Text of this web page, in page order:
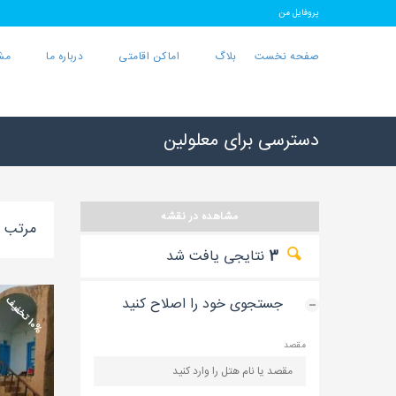
پروفایل من
صفحه نخست بلاگ اماکن اقامتی درباره ما
دسترسی برای معلولین
مشاهده در نقشه
3 نتایجی یافت شد
جستجوی خود را اصلاح کنید
مقصد
مرتب
1
0
%
ت
خ
ف
ی
ف